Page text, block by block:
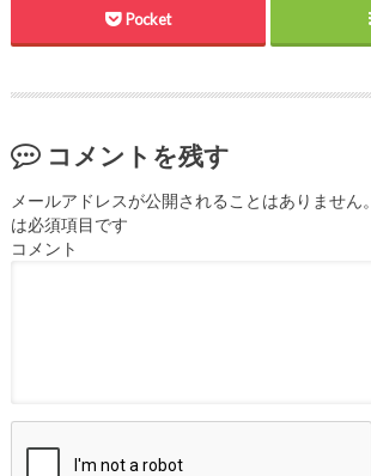
Pocket
コメントを残す
メールアドレスが公開されることはありません。
は必須項目です
コメント